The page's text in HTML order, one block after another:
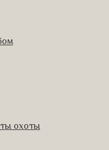
охоты